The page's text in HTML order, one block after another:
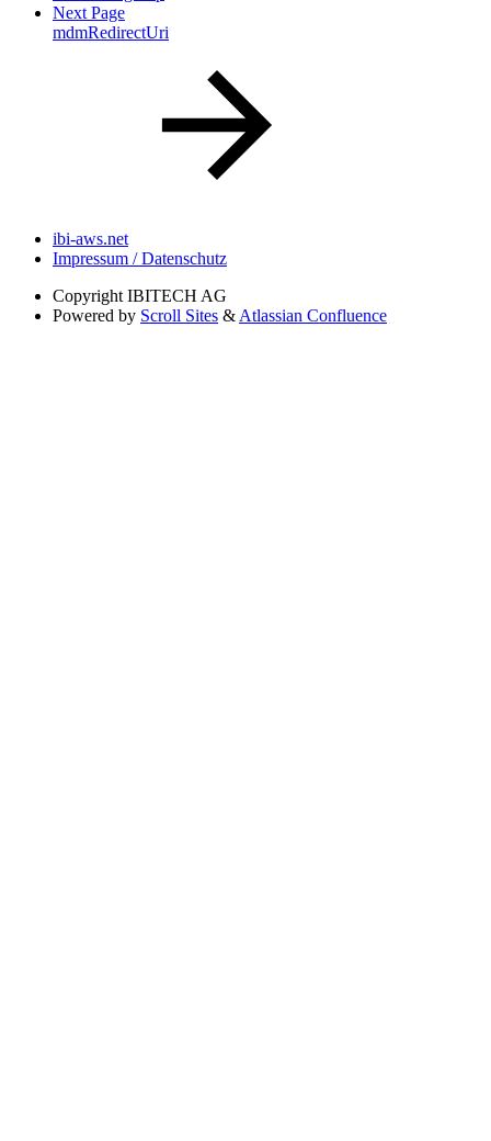
Next Page
mdmRedirectUri
ibi-aws.net
Impressum / Datenschutz
Copyright IBITECH AG
Powered by Scroll Sites & Atlassian Confluence